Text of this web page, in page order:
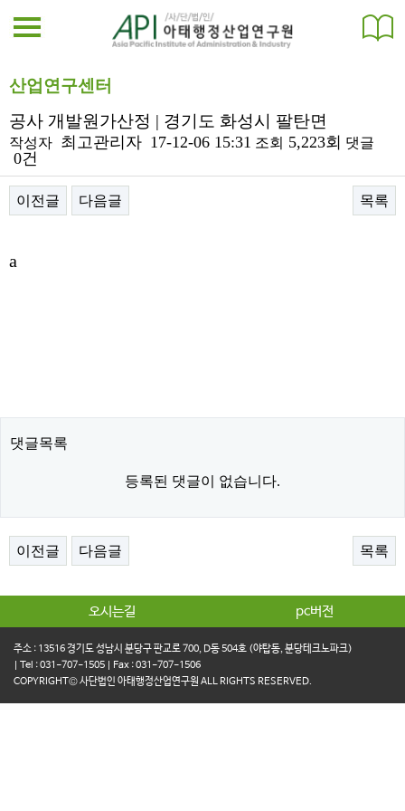
산업연구센터
공사 개발원가산정 | 경기도 화성시 팔탄면
작성자 최고관리자 17-12-06 15:31 조회 5,223회 댓글
0건
이전글 다음글 목록
a
댓글목록
등록된 댓글이 없습니다.
이전글 다음글 목록
오시는길 pc버전
주소 : 13516 경기도 성남시 분당구 판교로 700, D동 504호 (야탑동, 분당테크노파크)
| Tel : 031-707-1505 | Fax : 031-707-1506
COPYRIGHT© 사단법인 아태행정산업연구원 ALL RIGHTS RESERVED.